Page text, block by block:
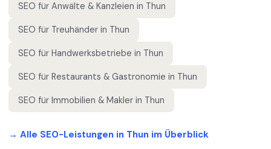
SEO für Anwälte & Kanzleien in Thun
SEO für Treuhänder in Thun
SEO für Handwerksbetriebe in Thun
SEO für Restaurants & Gastronomie in Thun
SEO für Immobilien & Makler in Thun
→ Alle SEO-Leistungen in Thun im Überblick